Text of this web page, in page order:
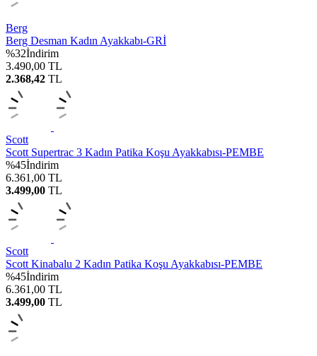
Berg
Berg Desman Kadın Ayakkabı-GRİ
%32İndirim
3.490,00 TL
2.368,42 TL
Scott
Scott Supertrac 3 Kadın Patika Koşu Ayakkabısı-PEMBE
%45İndirim
6.361,00 TL
3.499,00 TL
Scott
Scott Kinabalu 2 Kadın Patika Koşu Ayakkabısı-PEMBE
%45İndirim
6.361,00 TL
3.499,00 TL